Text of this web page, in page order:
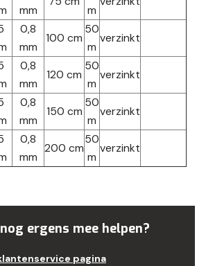
mm
m
0,8
mm
100 cm
50
m
verzinkt
0,8
mm
120 cm
50
m
verzinkt
0,8
mm
150 cm
50
m
verzinkt
0,8
mm
200 cm
50
m
verzinkt
ergens mee helpen?
pagina